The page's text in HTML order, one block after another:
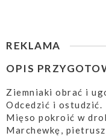
REKLAMA
OPIS
Ziemniaki obrać i
Odcedzić i ostudzić.
Mięso pokroić w
Marchewkę,